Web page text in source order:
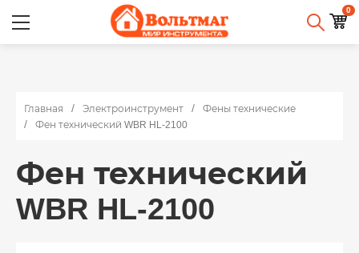
0
Главная Электроинструмент
Фены технические
Фен технический WBR HL-2100
Фен технический
WBR HL-2100